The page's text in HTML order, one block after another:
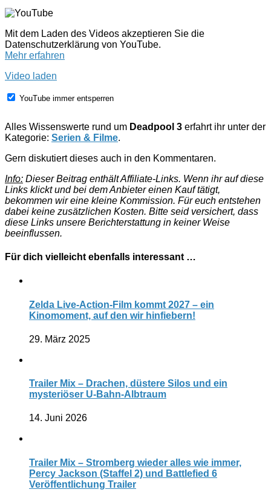
Mit dem Laden des Videos akzeptieren Sie die
Datenschutzerklärung von YouTube.
Mehr erfahren
Video laden
YouTube immer entsperren
Alles Wissenswerte rund um Deadpool 3 erfahrt ihr unter der
Kategorie: Serien & Filme.
Gern diskutiert dieses auch in den Kommentaren.
Info: Dieser Beitrag enthält Affiliate-Links. Wenn ihr auf diese
Links klickt und bei dem Anbieter einen Kauf tätigt,
bekommen wir eine kleine Kommission. Für euch entstehen
dabei keine zusätzlichen Kosten. Bitte seid versichert, dass
diese Links unsere Berichterstattung in keiner Weise
beeinflussen.
Für dich vielleicht ebenfalls interessant …
Zelda Live-Action-Film kommt 2027 – ein
Kinomoment, auf den wir hinfiebern!
29. März 2025
Trailer Mix – Drachen, düstere Silos und ein
mysteriöser U-Bahn-Albtraum
14. Juni 2026
Trailer Mix – Stromberg wieder alles wie immer,
Percy Jackson (Staffel 2) und Battlefied 6
Veröffentlichung Trailer